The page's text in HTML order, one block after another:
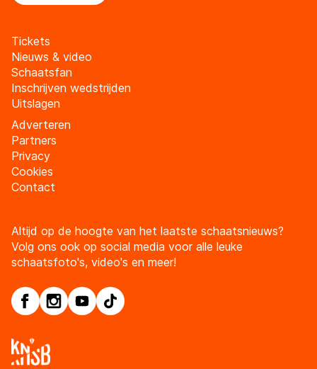
Tickets
Nieuws & video
Schaatsfan
Inschrijven wedstrijden
Uitslagen
Adverteren
Partners
Privacy
Cookies
Contact
Altijd op de hoogte van het laatste schaatsnieuws?
Volg ons ook op social media voor alle leuke
schaatsfoto's, video's en meer!